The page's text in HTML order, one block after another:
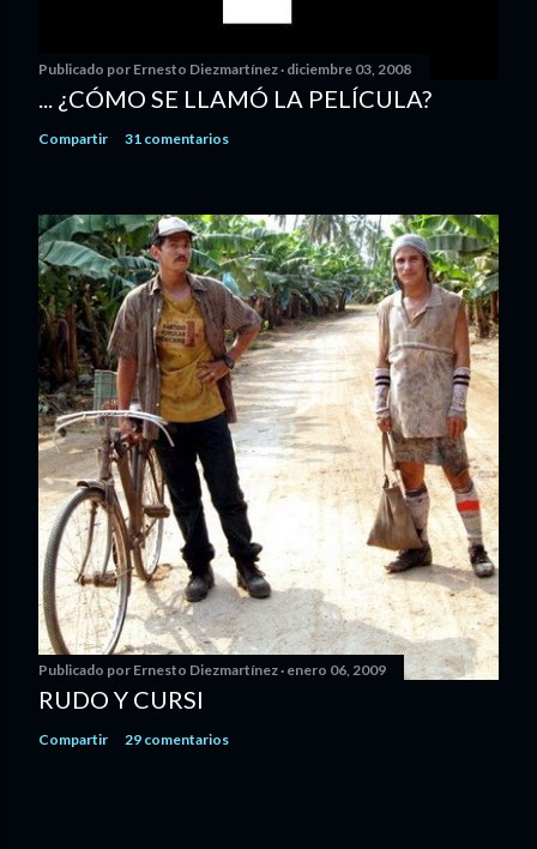
Publicado por Ernesto Diezmartínez diciembre 03, 2008
... ¿CÓMO SE LLAMÓ LA PELÍCULA?
Compartir 31 comentarios
Publicado por Ernesto Diezmartínez enero 06, 2009
RUDO Y CURSI
Compartir 29 comentarios